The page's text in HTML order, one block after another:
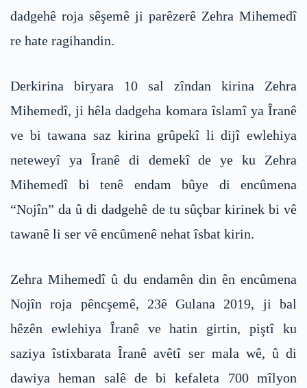
dadgehê roja sêşemê ji parêzerê Zehra Mihemedî
re hate ragihandin.
Derkirina biryara 10 sal zîndan kirina Zehra
Mihemedî, ji hêla dadgeha komara îslamî ya Îranê
ve bi tawana saz kirina grûpekî li dijî ewlehiya
neteweyî ya Îranê di demekî de ye ku Zehra
Mihemedî bi tenê endam bûye di encûmena
“Nojîn” da û di dadgehê de tu sûçbar kirinek bi vê
tawanê li ser vê encûmenê nehat îsbat kirin.
Zehra Mihemedî û du endamên din ên encûmena
Nojîn roja pêncşemê, 23ê Gulana 2019, ji bal
hêzên ewlehiya Îranê ve hatin girtin, piştî ku
saziya îstixbarata Îranê avêtî ser mala wê, û di
dawiya heman salê de bi kefaleta 700 mîlyon